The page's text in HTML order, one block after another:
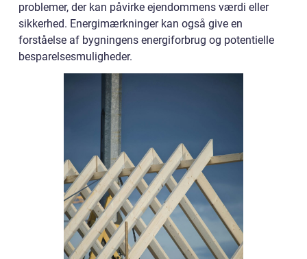
problemer, der kan påvirke ejendommens værdi eller
sikkerhed. Energimærkninger kan også give en
forståelse af bygningens energiforbrug og potentielle
besparelsesmuligheder.